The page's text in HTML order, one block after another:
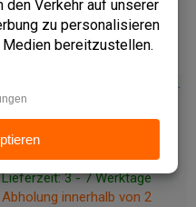
STUHL - TARA - KUNSTLEDER
Vorrätig
Lieferzeit: 3 - 7 Werktage
Abholung innerhalb von 2